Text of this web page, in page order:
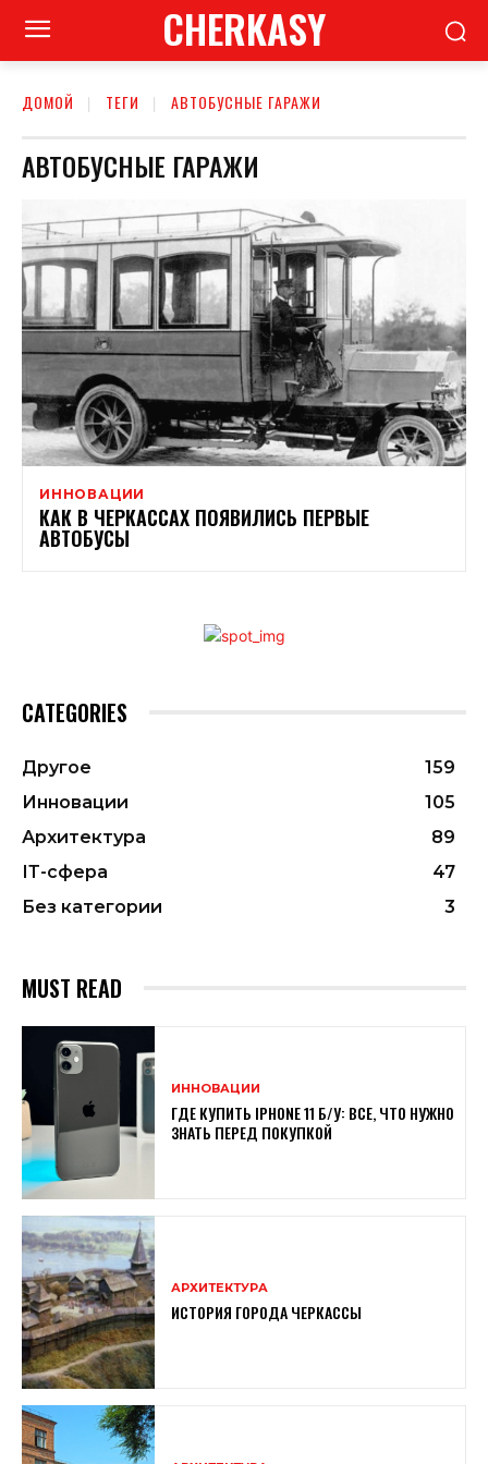
CHERKASY
ДОМОЙ ТЕГИ АВТОБУСНЫЕ ГАРАЖИ
АВТОБУСНЫЕ ГАРАЖИ
ИННОВАЦИИ
КАК В ЧЕРКАССАХ ПОЯВИЛИСЬ ПЕРВЫЕ
АВТОБУСЫ
CATEGORIES
Другое
159
Инновации
105
Архитектура
89
ІТ-сфера
47
Без категории
3
MUST READ
ИННОВАЦИИ
ГДЕ КУПИТЬ IPHONE 11 Б/У: ВСЕ, ЧТО НУЖНО
ЗНАТЬ ПЕРЕД ПОКУПКОЙ
АРХИТЕКТУРА
ИСТОРИЯ ГОРОДА ЧЕРКАССЫ